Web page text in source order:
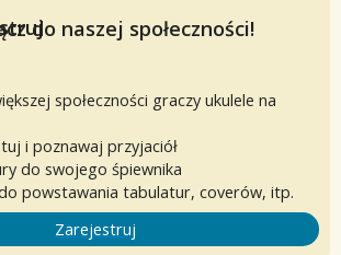
do naszej społeczności!
społeczności graczy ukulele na
i poznawaj przyjaciół
do swojego śpiewnika
powstawania tabulatur, coverów, itp.
Zarejestruj